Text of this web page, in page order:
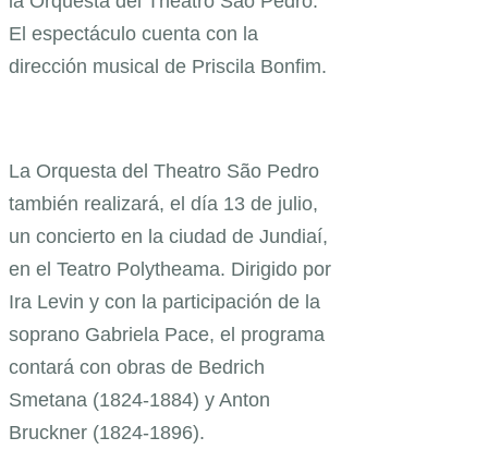
El espectáculo cuenta con la
dirección musical de Priscila Bonfim.
La Orquesta del Theatro São Pedro
también realizará, el día 13 de julio,
un concierto en la ciudad de Jundiaí,
en el Teatro Polytheama. Dirigido por
Ira Levin y con la participación de la
soprano Gabriela Pace, el programa
contará con obras de Bedrich
Smetana (1824-1884) y Anton
Bruckner (1824-1896).